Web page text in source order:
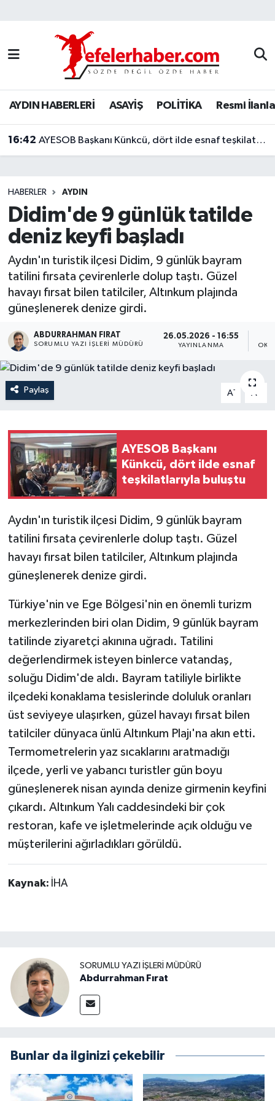
AYDIN HABERLERİ ASAYİŞ POLİTİKA Resmi
16:42 AYESOB Başkanı Künkcü, dört ilde esnaf teşkilatlarıyla buluştu
HABERLER AYDIN
Didim'de 9 günlük tatilde
deniz keyfi başladı
Aydın'ın turistik ilçesi Didim, 9 günlük bayram
tatilini fırsata çevirenlerle dolup taştı. Güzel
havayı fırsat bilen tatilciler, Altınkum plajında
güneşlenerek denize girdi.
ABDURRAHMAN FIRAT
SORUMLU YAZI İŞLERI MÜDÜRÜ
26.05.2026 - 16:55
YAYINLANMA
Paylaş A- A
AYESOB Başkanı
Künkcü, dört ilde esnaf
teşkilatlarıyla buluştu
Aydın'ın turistik ilçesi Didim, 9 günlük bayram
tatilini fırsata çevirenlerle dolup taştı. Güzel
havayı fırsat bilen tatilciler, Altınkum plajında
güneşlenerek denize girdi.
Türkiye'nin ve Ege Bölgesi'nin en önemli turizm
merkezlerinden biri olan Didim, 9 günlük bayram
tatilinde ziyaretçi akınına uğradı. Tatilini
değerlendirmek isteyen binlerce vatandaş,
soluğu Didim'de aldı. Bayram tatiliyle birlikte
ilçedeki konaklama tesislerinde doluluk oranları
üst seviyeye ulaşırken, güzel havayı fırsat bilen
tatilciler dünyaca ünlü Altınkum Plajı'na akın etti.
Termometrelerin yaz sıcaklarını aratmadığı
ilçede, yerli ve yabancı turistler gün boyu
güneşlenerek nisan ayında denize girmenin keyfini
çıkardı. Altınkum Yalı caddesindeki bir çok
restoran, kafe ve işletmelerinde açık olduğu ve
müşterilerini ağırladıkları görüldü.
Kaynak: İHA
SORUMLU YAZI İŞLERI MÜDÜRÜ
Abdurrahman Fırat
Bunlar da ilginizi çekebilir
Nöbetçi Eczaneler
Hava Durumu
Aydin Namaz Vakitleri
Trafik Durumu
Son Dakika Haberleri
Haber Arşivi